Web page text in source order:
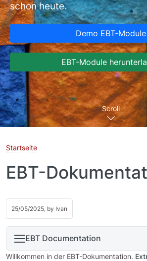
schon heute.
Demo EBT-Module
EBT-Module
Scroll
Startseite
EBT-
25/05/2025, by Ivan
EBT Documentation
Willkommen in der EBT-Dokumentation.